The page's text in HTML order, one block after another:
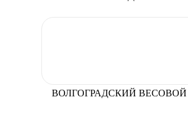
ВОЛГОГРАДСКИЙ ВЕСОВОЙ